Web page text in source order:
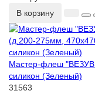
В корзину
Мастер-флеш
силикон (Зеленый)
31563